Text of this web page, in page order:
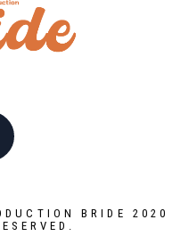
BRIDE 2020